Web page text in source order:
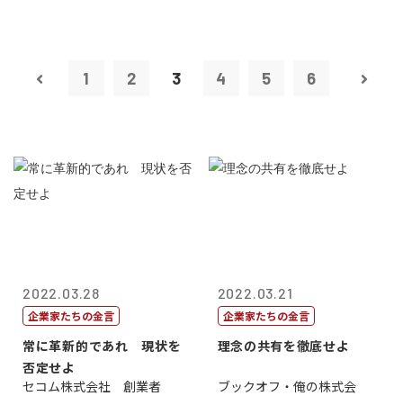
1 2 3 4 5 6
2022.03.28
企業家たちの金言
常に革新的であれ 現状を
否定せよ
セコム株式会社 創業者
2022.03.21
企業家たちの金言
理念の共有を徹底せよ
ブックオフ・俺の株式会